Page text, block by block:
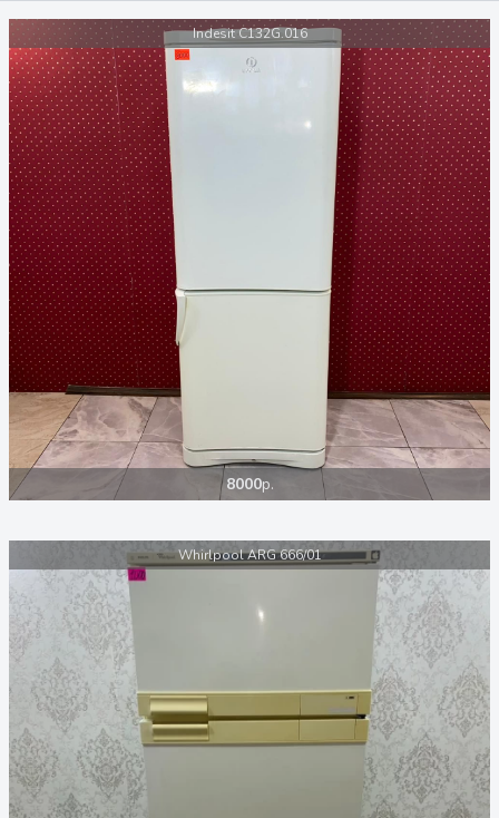
Indesit C132G.016
8000р.
Whirlpool ARG 666/01